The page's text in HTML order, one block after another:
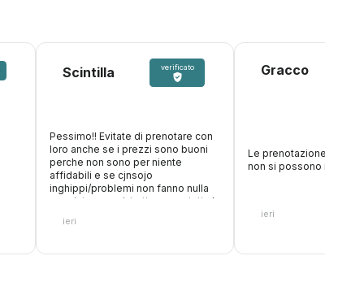
Scintilla verificato
Pessimo!! Evitate di prenotare con
loro anche se i prezzi sono buoni
perche non sono per niente
affidabili e se cjnsojo
inghippi/problemi non fanno nulla
oer aiutare, anzi, trattengono tutta la
accettano carte di debito, paghi
accettano la carta con cui hai
ieri
Gracco
Le prenotazione con
non si possono
ieri